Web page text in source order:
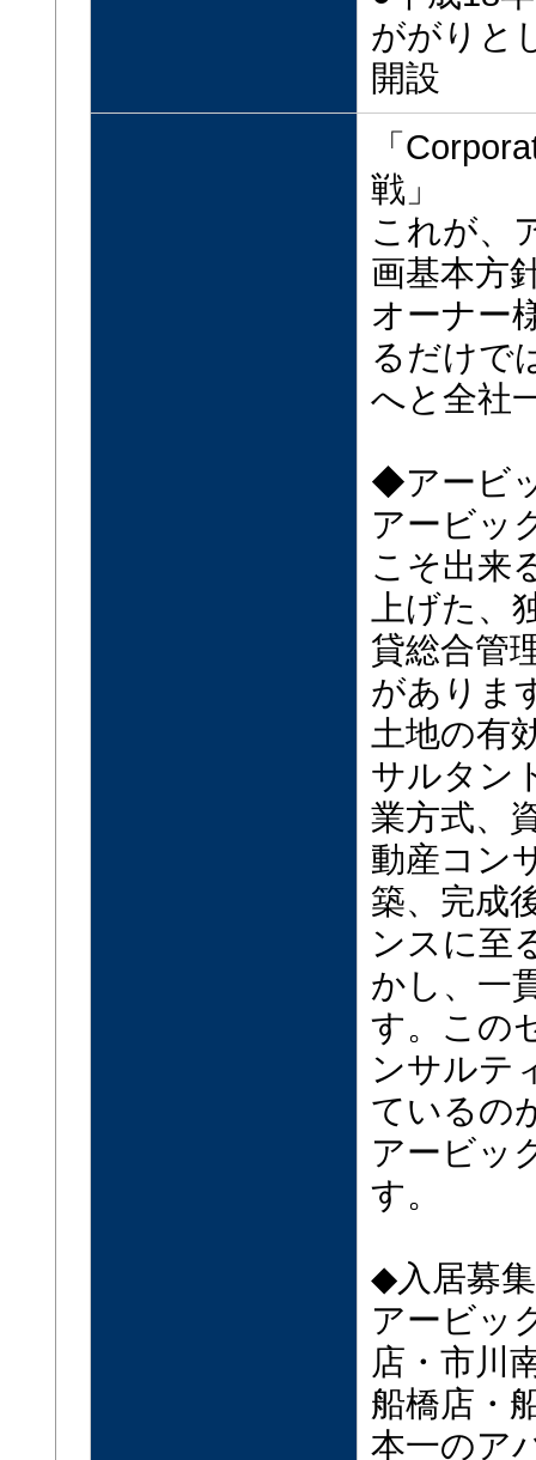
ががりと
開設
「
戦」
これが、
画基本方
オーナー
るだけで
へと全社
◆アービ
アービッ
こそ出来
上げた、
貸総合管
がありま
土地の有
サルタン
業方式、
動産コン
築、完成
ンスに至
かし、一
す。この
ンサルテ
ているの
アービッ
す。
◆入居募
アービッ
店・市川
船橋店・
本一のア